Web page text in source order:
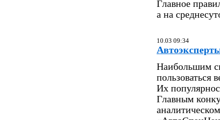
Главное
а на
10.03 09:34
Наибольшим
пользоваться
Их
Главным